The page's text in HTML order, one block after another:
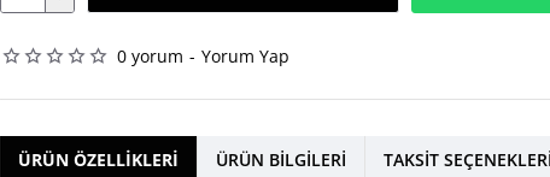
0 yorum - Yorum Yap
ÜRÜN ÖZELLIKLERI ÜRÜN BILGILERI TAKSIT SEÇENEKLERI